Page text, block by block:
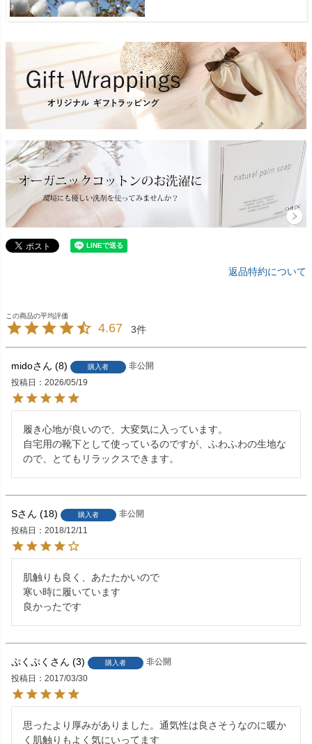
返品特約について
4.67 3
mido 8 購入者
非公開
投稿日
2026/05/19
履き心地が良いので、大変気に入っています。
自宅用の靴下として使っているのですが、ふわふわの生地な
ので、とてもリラックスできます。
S 18 購入者
非公開
投稿日
2018/12/11
肌触りも良く、あたたかいので
寒い時に履いています
良かったです
ぷくぷく 3 購入者
非公開
投稿日
2017/03/30
思ったより厚みがありました。通気性は良さそうなのに暖か
く肌触りもよく気にいってます